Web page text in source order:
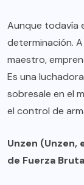
Aunque todavía
determinación.
maestro,
Es una
sobresale en el
el control de
Unzen (Unzen,
de Fuerza Bruta